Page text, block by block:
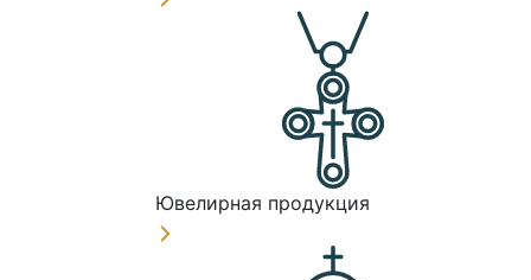
Ювелирная продукция